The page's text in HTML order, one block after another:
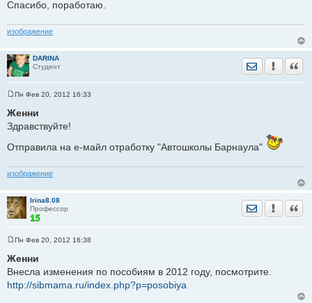
е
и
е
Спасибо, поработаю.
изображение
DARINA
Студент
Отправить
о
о
б
н
е
Пн Фев 20, 2012 16:33
Женни
Здравствуйте!
Отправила на е-майл отработку "Автошколы Барнаула"
изображение
Irina8.08
Профессор
Отправить
о
о
б
е
Пн Фев 20, 2012 16:38
Женни
Внесла изменения по пособиям в 2012 году, посмотрите.
http://sibmama.ru/index.php?p=posobiya